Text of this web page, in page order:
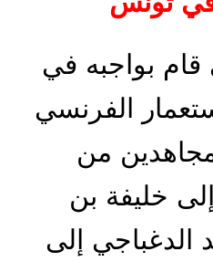
بواجبه في
الفرنسي
من
خليفة بن
إلى